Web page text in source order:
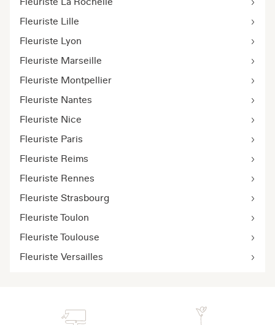
Fleuriste Lille
Fleuriste Lyon
Fleuriste Marseille
Fleuriste Montpellier
Fleuriste Nantes
Fleuriste Nice
Fleuriste Paris
Fleuriste Reims
Fleuriste Rennes
Fleuriste Strasbourg
Fleuriste Toulon
Fleuriste Toulouse
Fleuriste Versailles